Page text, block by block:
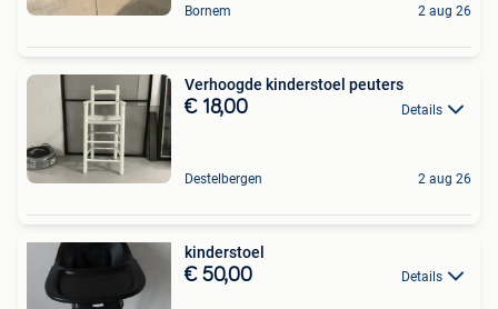
Bornem 2 aug 26
Verhoogde kinderstoel peuters
€ 18,00 Details
Destelbergen 2 aug 26
kinderstoel
€ 50,00 Details